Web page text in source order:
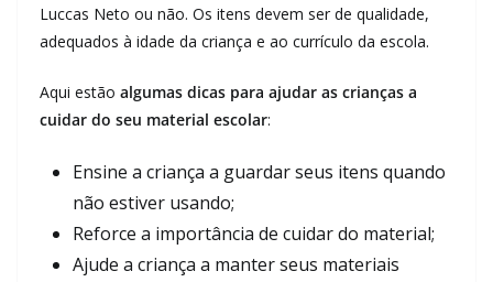
Luccas Neto ou não. Os itens devem ser de qualidade,
adequados à idade da criança e ao currículo da escola.
Aqui estão algumas dicas para ajudar as crianças a
cuidar do seu material escolar:
Ensine a criança a guardar seus itens quando
não estiver usando;
Reforce a importância de cuidar do material;
Ajude a criança a manter seus materiais